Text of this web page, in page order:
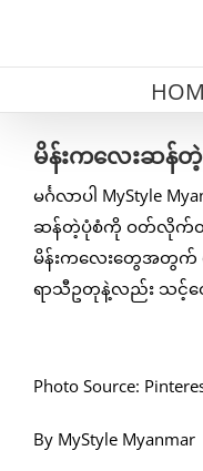
မိန်းကလေးဆန်
မင်္ဂလာပါ MyStyle
ဆန်တဲ့ပုံစံကို ဝတ်လိုက်တာ
မိန်းကလေးတွေအတွက် မိ
ရာသီဥတုနဲ့လည်း သင့်တ
Photo Source:
By MyStyle Myanmar